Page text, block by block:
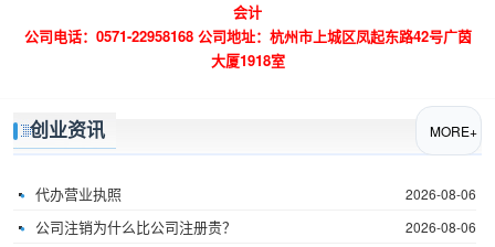
会计
公司电话：0571-22958168 公司地址：杭州市上城区凤起东路42号广茵
大厦1918室
创业资讯 MORE+
代办营业执照 2026-08-06
公司注销为什么比公司注册贵？ 2026-08-06